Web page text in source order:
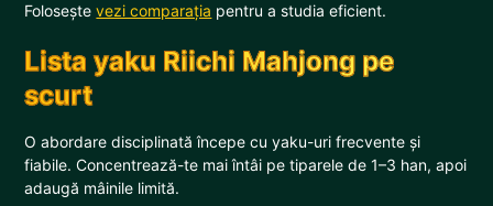
Foloseștevezi comparația pentru a studia eficient.
Lista yaku Riichi Mahjong pe
scurt
O abordare disciplinată începe cu yaku-uri frecvente și
fiabile. Concentrează-te mai întâi pe tiparele de 1–3 han, apoi
adaugă mâinile limită.